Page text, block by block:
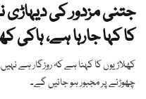
جتنی مزدور کی دیہاڑی
کا کہا جارہا ہے، ہاکی
کھلاڑیوں کا کہنا ہے کہ روزگار ہے
چھوڑنے پر مجبور ہو جائیں گے۔